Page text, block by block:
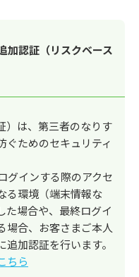
加認証（リスクベース
）は、第三者のなりす
ぐためのセキュリティ
グインする際のアクセ
る環境（端末情報な
た場合や、最終ログイ
場合、お客さまご本人
加認証を行います。
ちら